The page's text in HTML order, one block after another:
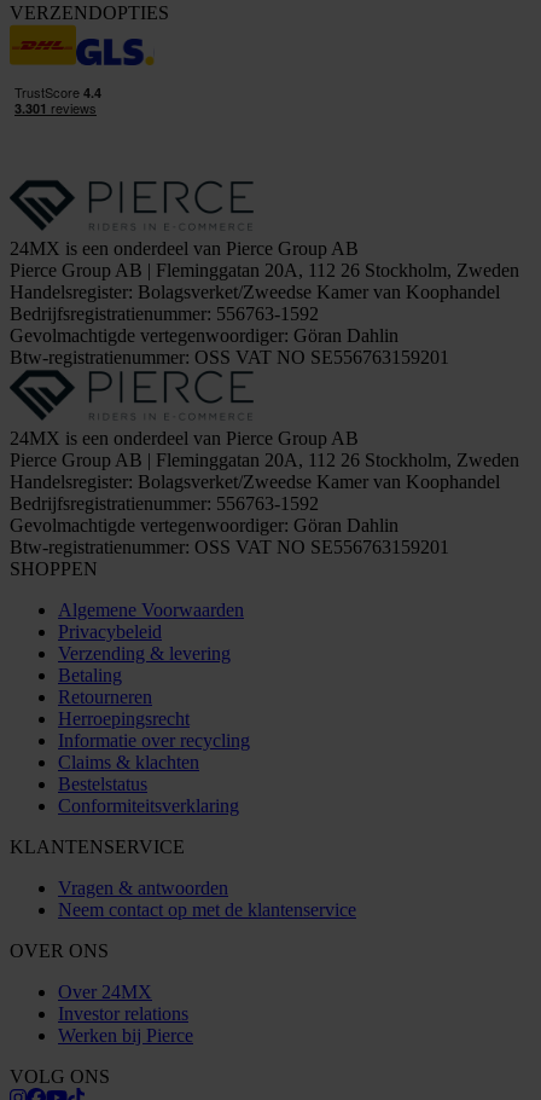
VERZENDOPTIES
24MX is een onderdeel van Pierce Group AB
Pierce Group AB | Fleminggatan 20A, 112 26 Stockholm, Zweden
Handelsregister: Bolagsverket/Zweedse Kamer van Koophandel
Bedrijfsregistratienummer: 556763-1592
Gevolmachtigde vertegenwoordiger: Göran Dahlin
Btw-registratienummer: OSS VAT NO SE556763159201
24MX is een onderdeel van Pierce Group AB
Pierce Group AB | Fleminggatan 20A, 112 26 Stockholm, Zweden
Handelsregister: Bolagsverket/Zweedse Kamer van Koophandel
Bedrijfsregistratienummer: 556763-1592
Gevolmachtigde vertegenwoordiger: Göran Dahlin
Btw-registratienummer: OSS VAT NO SE556763159201
SHOPPEN
Algemene Voorwaarden
Privacybeleid
Verzending & levering
Betaling
Retourneren
Herroepingsrecht
Informatie over recycling
Claims & klachten
Bestelstatus
Conformiteitsverklaring
KLANTENSERVICE
Vragen & antwoorden
Neem contact op met de klantenservice
OVER ONS
Over 24MX
Investor relations
Werken bij Pierce
VOLG ONS